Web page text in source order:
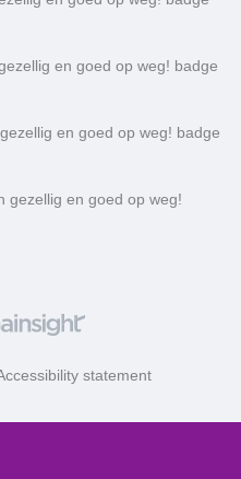
en goed op weg! badge
en goed op weg! badge
gezellig en goed op weg!
statement